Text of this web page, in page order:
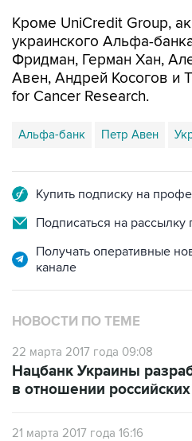
Кроме UniCredit Group,
украинского Альфа-
Фридман, Герман Хан,
Авен, Андрей Косогов и
for Cancer Research.
Альфа-банк Петр Авен
Купить подписку на
Подписаться на рассылку
Получать оперативные
канале
НОВОСТИ ПО ТЕМЕ
22 марта 2017 года 09:08
Нацбанк Украины
в отношении
21 марта 2017 года 16:16